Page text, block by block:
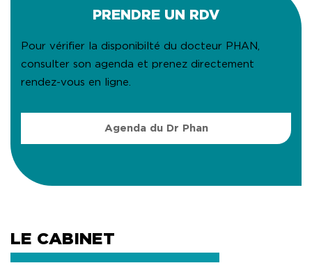
PRENDRE UN RDV
Pour vérifier la disponibilté du docteur PHAN,
consulter son agenda et prenez directement
rendez-vous en ligne.
Agenda du Dr Phan
LE CABINET